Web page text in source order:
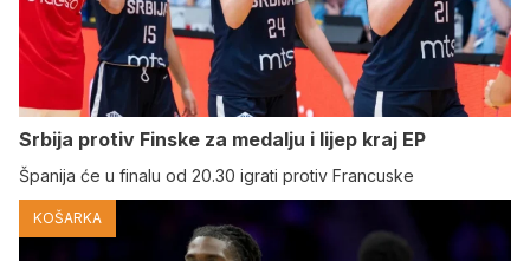
Srbija protiv Finske za medalju i lijep kraj EP
Španija će u finalu od 20.30 igrati protiv Francuske
KOŠARKA